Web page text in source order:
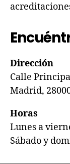
Dirección
Calle
Madrid,
Horas
Lunes a
Sábado y